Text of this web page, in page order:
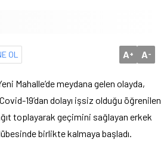
OL A+ A-
Mahalle’de meydana gelen olayda,
19’dan dolayı işsiz olduğu öğrenilen
toplayarak geçimini sağlayan erkek
birlikte kalmaya başladı.